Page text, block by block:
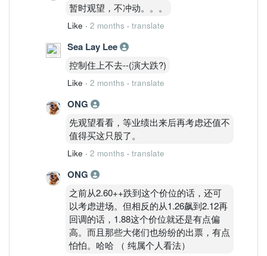
暂时观望，不冲动。。。
Like · 2 months · translate
Sea Lay Lee
控制住上不去--(演大跌?)
Like · 2 months · translate
ONG
先观望看看，等业绩出来后再考虑还值不
值得买这只股了。
Like · 2 months · translate
ONG
之前从2.60++跌到这个价位的话，还可
以考虑进场。但相反的从1.26飙到2.12再
回调的话，1.88这个价位就还是有点偏
高。而且那些大佬们也纷纷的出票，有点
怕怕。哈哈 （ 纯属个人看法）